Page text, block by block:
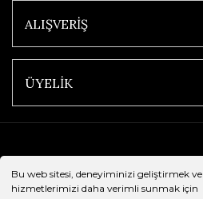
Bu web sitesi, deneyiminizi geliştirmek ve
hizmetlerimizi daha verimli sunmak için
ALIŞVERİŞ
ÜYELİK